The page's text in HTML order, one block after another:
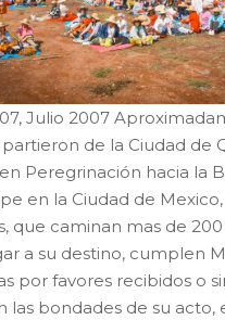
Julio 2007
de la Ciudad de
Peregrinación hacia la
en la Ciudad de
que caminan mas de
a su destino, cumplen
por favores recibidos o
las bondades de su acto,